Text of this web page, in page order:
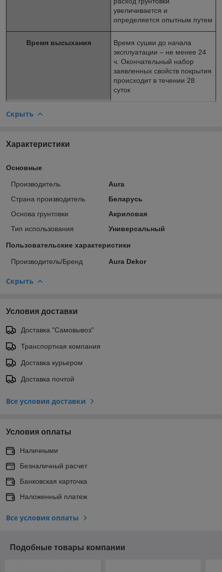
увеличивается и
определяется опытным путем
Время высыхания
Время сушки до начала
эксплуатации – не менее 24
ч. Окончательный набор
заявленных свойств покрытия
происходит в течении 28
суток
Скрыть
Характеристики
Основные
Производитель
Aura
Страна производитель
Беларусь
Основа грунтовки
Акриловая
Тип использования
Универсальный
Пользовательские характеристики
Производитель/Бренд Aura Dekor
Скрыть
Условия доставки
Доставка "Самовывоз"
Транспортная компания
Доставка курьером
Доставка почтой
Все условия доставки
Условия оплаты
Наличными
Безналичный расчет
Банковская карточка
Наложенный платеж
Все условия оплаты
Подобные товары компании